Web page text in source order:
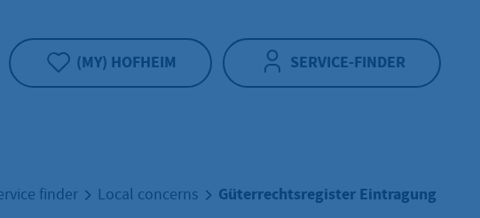
(MY) HOFHEIM SERVICE-FINDER
finder Local concerns Güterrechtsregister Eintragung